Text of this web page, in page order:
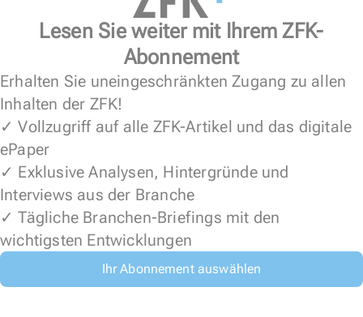
Lesen Sie weiter mit Ihrem ZFK-
Abonnement
Erhalten Sie uneingeschränkten Zugang zu allen
Inhalten der ZFK!
✓ Vollzugriff auf alle ZFK-Artikel und das digitale
ePaper
✓ Exklusive Analysen, Hintergründe und
Interviews aus der Branche
✓ Tägliche Branchen-Briefings mit den
wichtigsten Entwicklungen
Ihr Abonnement auswählen